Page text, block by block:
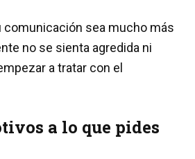
comunicación sea mucho más
no se sienta agredida ni
a tratar con el
a lo que pides